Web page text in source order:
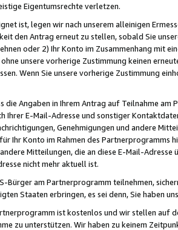
Eigentumsrechte verletzen.
ist, legen wir nach unserem alleinigen
den Antrag erneut zu stellen, sobald Sie
oder 2) Ihr Konto im Zusammenhang mit
unsere vorherige Zustimmung keinen
Wenn Sie unsere vorherige Zustimmung
die Angaben in Ihrem Antrag auf Teilnahme
Ihrer E-Mail-Adresse und sonstiger
Genehmigungen und andere
Ihr Konto im Rahmen des Partnerprogramms
Mitteilungen, die an diese E-Mail-
nicht mehr aktuell ist.
Bürger am Partnerprogramm teilnehmen,
Staaten erbringen, es sei denn, Sie haben
ist kostenlos und wir stellen auf
zu unterstützen. Wir haben zu keinem